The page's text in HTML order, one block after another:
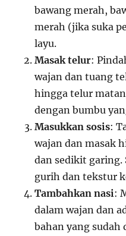
bawang merah,
merah (jika suka
layu.
Masak telur:
wajan dan tuang
hingga telur
dengan bumbu
Masukkan sosis:
wajan dan masak
dan sedikit garing.
gurih dan tekstur
Tambahkan nasi:
dalam wajan dan
bahan yang sudah